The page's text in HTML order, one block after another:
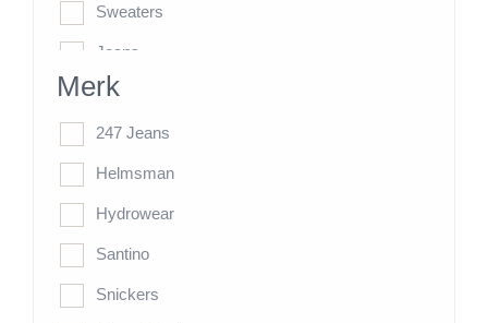
Sweaters
Jeans
Werkbroeken
HiVis-Line
Jassen
Kasten
Overige items
Merk
247 Jeans
Helmsman
Hydrowear
Santino
Snickers